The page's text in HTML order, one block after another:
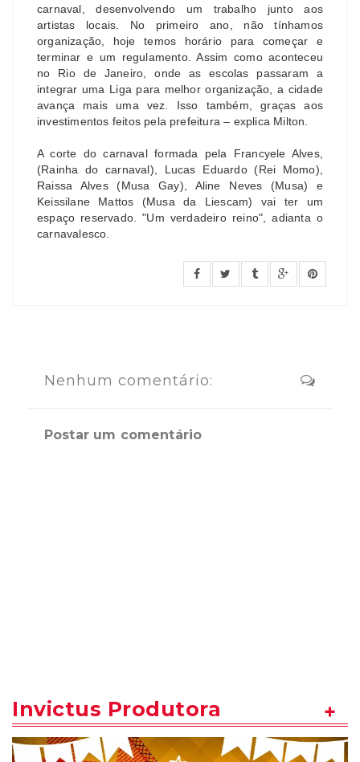
carnaval, desenvolvendo um trabalho junto aos
artistas locais. No primeiro ano, não tínhamos
organização, hoje temos horário para começar e
terminar e um regulamento. Assim como aconteceu
no Rio de Janeiro, onde as escolas passaram a
integrar uma Liga para melhor organização, a cidade
avança mais uma vez. Isso também, graças aos
investimentos feitos pela prefeitura – explica Milton.
A corte do carnaval formada pela Francyele Alves,
(Rainha do carnaval), Lucas Eduardo (Rei Momo),
Raissa Alves (Musa Gay), Aline Neves (Musa) e
Keissilane Mattos (Musa da Liescam) vai ter um
espaço reservado. "Um verdadeiro reino", adianta o
carnavalesco.
Nenhum comentário:
Postar um comentário
Invictus Produtora